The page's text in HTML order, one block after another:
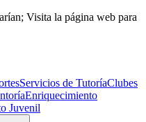
Visita la página web para
Servicios de TutoríaClubes
Enriquecimiento
Juvenil